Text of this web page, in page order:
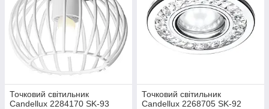
Точковий світильник
Candellux 2284170 SK-93
Точковий світильник
Candellux 2268705 SK-92